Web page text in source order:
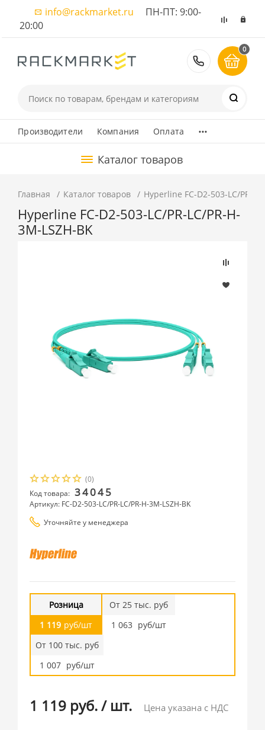
info@rackmarket.ru ПН-ПТ: 9:00-
20:00
8 (495)
0
Производители Компания Оплата ...
Каталог товаров
Главная Каталог товаров Hyperline FC-D2-503-LC/PR-
Hyperline FC-D2-503-LC/PR-LC/PR-H-
3M-LSZH-BK
(0)
Код товара: 34045
Артикул: FC-D2-503-LC/PR-LC/PR-H-3M-LSZH-BK
Уточняйте у менеджера
Розница
1 119 руб/шт
От 25 тыс. руб
1 063 руб/шт
От 100 тыс. руб
1 007 руб/шт
1 119 руб./ шт. Цена указана с НДС